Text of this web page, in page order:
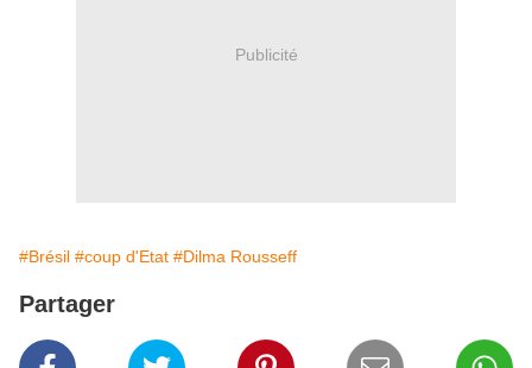
Publicité
#Brésil #coup d'Etat #Dilma Rousseff
Partager